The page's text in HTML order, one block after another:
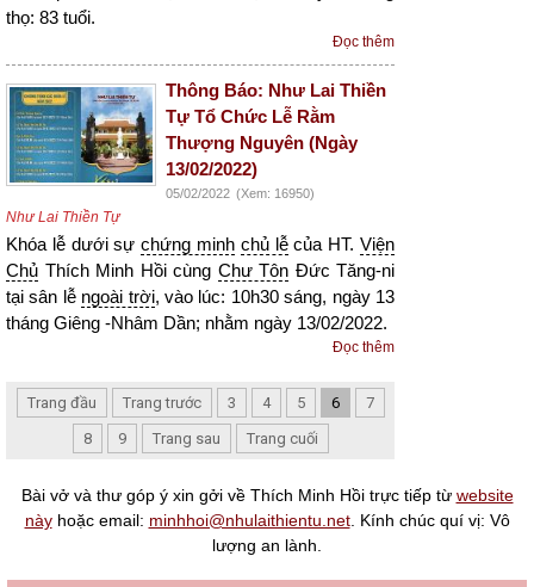
thọ: 83 tuổi.
Đọc thêm
Thông Báo: Như Lai Thiền
Tự Tổ Chức Lễ Rằm
Thượng Nguyên (Ngày
13/02/2022)
05/02/2022 (Xem: 16950)
Như Lai Thiền Tự
Khóa lễ dưới sựchứng minh chủ lễcủa HT.Viện
Chủ Thích Minh Hồi cùng Chư Tôn Đức Tăng-ni
tại sân lễ ngoài trời, vào lúc: 10h30 sáng, ngày 13
tháng Giêng -Nhâm Dần; nhằm ngày 13/02/2022.
Đọc thêm
Trang đầu Trang trước 3 4 5 6
7
8
9 Trang sau Trang cuối
Bài vở và thư góp ý xin gởi về Thích Minh Hồi trực tiếp từ website
nàyhoặc email: minhhoi@nhulaithientu.net. Kính chúc quí vị: Vô
lượng an lành.